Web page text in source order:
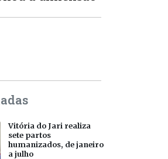
Vitória do Jari realiza
sete partos
humanizados, de janeiro
a julho